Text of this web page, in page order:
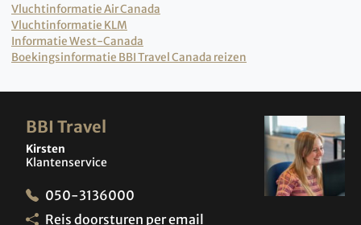
Vluchtinformatie Air Canada
Vluchtinformatie KLM
Informatie West-Canada
Boekingsinformatie BBI Travel Canada reizen
BBI Travel
Kirsten
Klantenservice
050-3136000
Reis doorsturen per email